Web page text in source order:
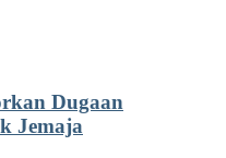
Dugaan
Jemaja